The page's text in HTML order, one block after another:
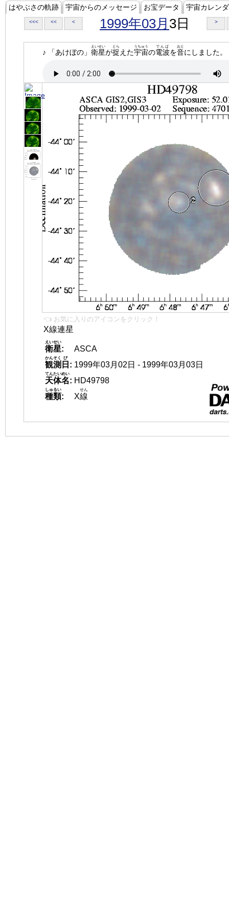
はやぶさの軌跡 宇宙からのメッセージ お宝データ 宇宙カレン
<<< << < 1999年03月 3日 >
♪ 「あけぼの」 衛星
えいせい
が捉
とら
えた宇宙
うちゅう
の電波
でんぱ
を音
おと
にしました。
👈 お気に入りのアイコンをクリック！
X線連星
衛星
えいせい
:
ASCA
観測
かんそく
日
び
: 1999年03月02日 - 1999年03月03日
天体名
てんたいめい
: HD49798
種類
しゅるい
: X線
せん